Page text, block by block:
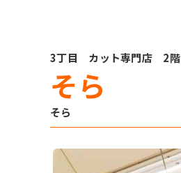
3丁目 カット専門店 2階
そら
そら